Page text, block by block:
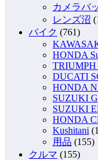
カメラバ
レンズ沼
バイク (761)
HONDA
TRIUMPH
DUCATI
HONDA
SUZUKI
SUZUKI
HONDA
Kushitani
用品 (155)
クルマ (155)